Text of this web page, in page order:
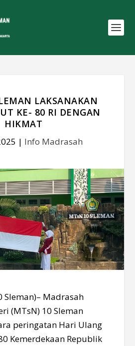
LAKSANAKAN
KE- 80 RI DENGAN
HIKMAT
| Info Madrasah
Sleman)– Madrasah
(MTsN) 10 Sleman
peringatan Hari Ulang
Kemerdekaan Republik